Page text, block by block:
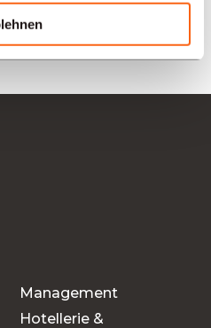
Mendrisio
Management
Hotellerie &